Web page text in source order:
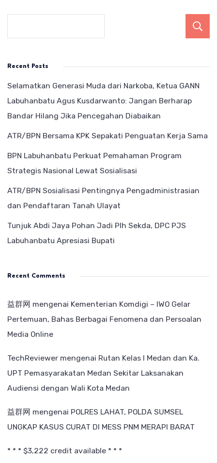
Recent Posts
Selamatkan Generasi Muda dari Narkoba, Ketua GANN
Labuhanbatu Agus Kusdarwanto: Jangan Berharap
Bandar Hilang Jika Pencegahan Diabaikan
ATR/BPN Bersama KPK Sepakati Penguatan Kerja Sama
BPN Labuhanbatu Perkuat Pemahaman Program
Strategis Nasional Lewat Sosialisasi
ATR/BPN Sosialisasi Pentingnya Pengadministrasian
dan Pendaftaran Tanah Ulayat
Tunjuk Abdi Jaya Pohan Jadi Plh Sekda, DPC PJS
Labuhanbatu Apresiasi Bupati
Recent Comments
益群网 mengenai Kementerian Komdigi – IWO Gelar
Pertemuan, Bahas Berbagai Fenomena dan Persoalan
Media Online
TechReviewer mengenai Rutan Kelas I Medan dan Ka.
UPT Pemasyarakatan Medan Sekitar Laksanakan
Audiensi dengan Wali Kota Medan
益群网 mengenai POLRES LAHAT, POLDA SUMSEL
UNGKAP KASUS CURAT DI MESS PNM MERAPI BARAT
* * * $3,222 credit available * * *